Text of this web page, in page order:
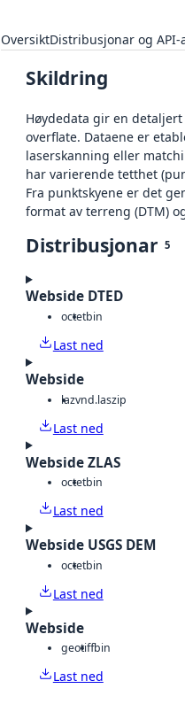
OversiktDistribusjonar og API-
Skildring
Høydedata gir en
overflate. Dataene er
laserskanning eller
har varierende tetthet
Fra punktskyene er det
format av terreng (DTM)
Distribusjonar 5
Webside DTED
octetbin
Last ned
Webside
lazvnd.laszip
Last ned
Webside ZLAS
octetbin
Last ned
Webside USGS DEM
octetbin
Last ned
Webside
geotiffbin
Last ned